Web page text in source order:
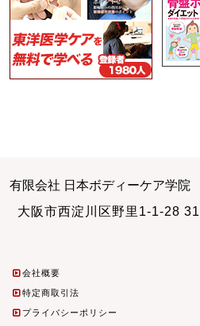
有限会社 日本ボディーケア学院
大阪市西淀川区野里1-1-28
会社概要
特定商取引法
プライバシーポリシー